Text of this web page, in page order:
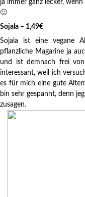
ja immer ganz lecker,
🙂
Sojala – 1,49€
Sojala ist eine vegane
pflanzliche Magarine ja
und ist demnach frei
interessant, weil ich
es für mich eine gute
bin sehr gespannt, denn
zusagen.